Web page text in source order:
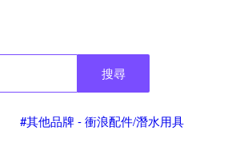
搜尋
#其他品牌 - 衝浪配件/潛水用具